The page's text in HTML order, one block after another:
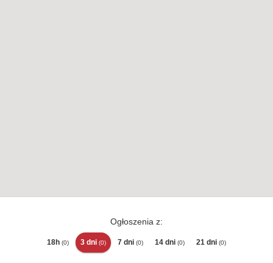
Ogłoszenia z:
18h (0) 3 dni (0) 7 dni (0) 14 dni (0) 21 dni (0)